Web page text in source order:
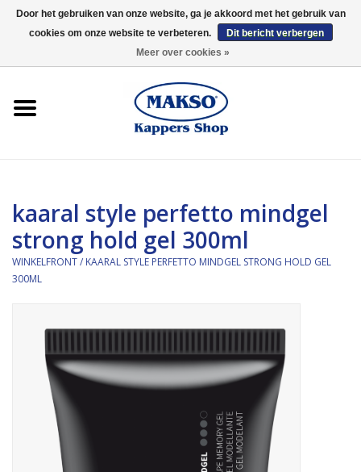
0 Artikelen - €0,00
Kaaral
360
Merken
kaaral style perfetto mindgel
strong hold gel 300ml
WINKELFRONT/ KAARAL STYLE PERFETTO MINDGEL STRONG HOLD GEL
300ML
Door het gebruiken van onze website, ga je akkoord met het gebruik van
cookies om onze website te verbeteren.
Dit bericht verbergen
Meer over cookies »